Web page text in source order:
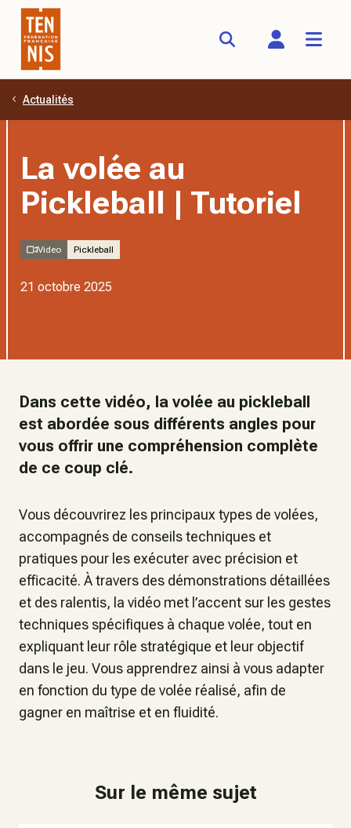
Aller au contenu principal
Actualités
La volée au
Pickleball | Tutoriel
Video Pickleball
21 octobre 2025
Dans cette vidéo, la volée au pickleball
est abordée sous différents angles pour
vous offrir une compréhension complète
de ce coup clé.
Vous découvrirez les principaux types de volées,
accompagnés de conseils techniques et
pratiques pour les exécuter avec précision et
efficacité. À travers des démonstrations détaillées
et des ralentis, la vidéo met l’accent sur les gestes
techniques spécifiques à chaque volée, tout en
expliquant leur rôle stratégique et leur objectif
dans le jeu. Vous apprendrez ainsi à vous adapter
en fonction du type de volée réalisé, afin de
gagner en maîtrise et en fluidité.
Sur le même sujet